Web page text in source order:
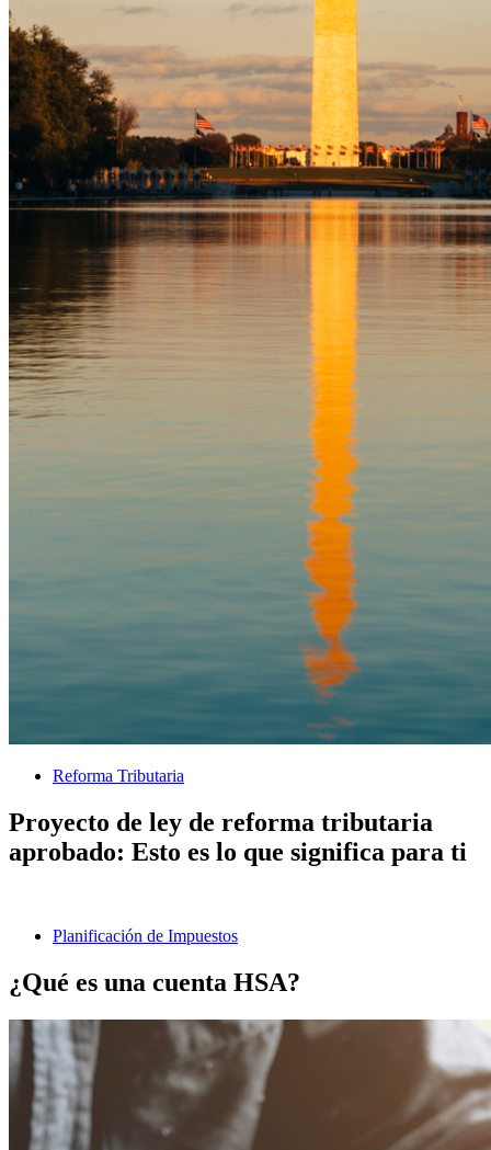
Reforma Tributaria
Proyecto de ley de reforma tributaria
aprobado: Esto es lo que significa para ti
Planificación de Impuestos
¿Qué es una cuenta HSA?